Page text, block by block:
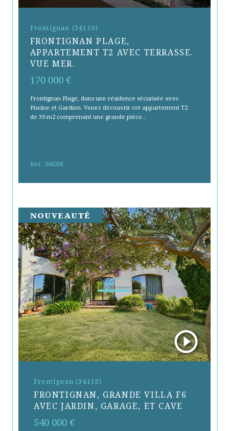
Frontignan (34110)
FRONTIGNAN PLAGE,
APPARTEMENT T2 AVEC TERRASSE.
VUE MER.
170 000 €
Frontignan Plage, dans une résidence sécurisée avec
Piscine et Gardien. Venez découvrir cet appartement T2
de 39 m2 comprenant une grande pièce...
Réf : 30620F
Frontignan (34110)
FRONTIGNAN, GRANDE VILLA F6
AVEC JARDIN, GARAGE, ET CAVE
540 000 €
NOUVEAUTÉ